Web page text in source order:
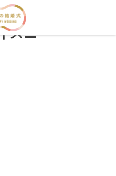
宴.BGM.曲.定番.
ズニー